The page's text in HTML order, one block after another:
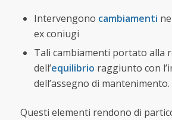
Intervengono cambiamenti
ex coniugi
Tali cambiamenti portato alla
dell’equilibrio raggiunto con
dell’assegno di mantenimento.
Questi elementi rendono di